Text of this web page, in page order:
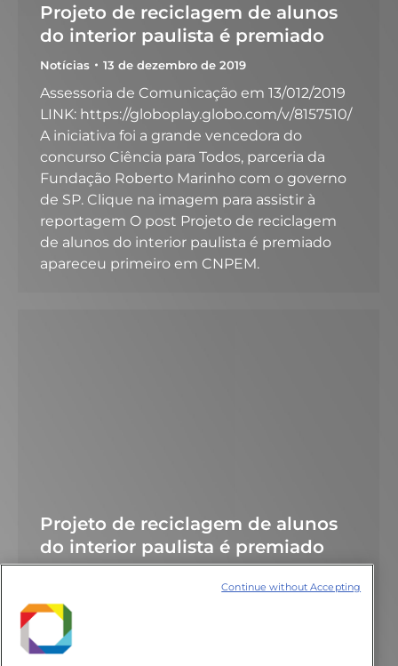
Projeto de reciclagem de alunos
do interior paulista é premiado
Notícias 13 de dezembro de 2019
Assessoria de Comunicação em 13/012/2019
LINK: https://globoplay.globo.com/v/8157510/
A iniciativa foi a grande vencedora do
concurso Ciência para Todos, parceria da
Fundação Roberto Marinho com o governo
de SP. Clique na imagem para assistir à
reportagem O post Projeto de reciclagem
de alunos do interior paulista é premiado
apareceu primeiro em CNPEM.
Projeto de reciclagem de alunos
do interior paulista é premiado
Assessoria de Comunicação em 13/012/2019
LINK: https://globoplay.globo.com/v/8157510/
A iniciativa foi a grande vencedora do
Continue without Accepting